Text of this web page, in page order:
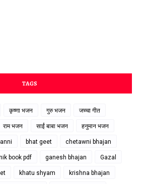
TAGS
कृष्णा भजन गुरु भजन जच्चा गीत
राम भजन साईं बाबा भजन हनुमान भजन
bhat geet chetawni bhajan
book pdf ganesh bhajan Gazal
khatu shyam krishna bhajan